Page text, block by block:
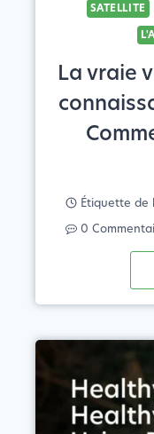
SATELLITE
La vraie
Étiquette de
0